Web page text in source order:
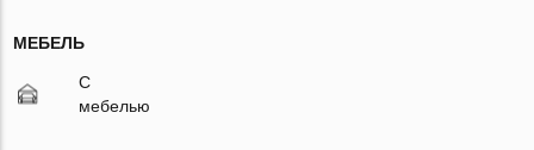
МЕБЕЛЬ
С
мебелью